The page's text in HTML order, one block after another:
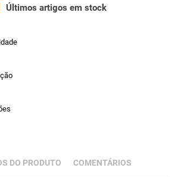
Últimos artigos em stock
DO PRODUTO COMENTÁRIOS